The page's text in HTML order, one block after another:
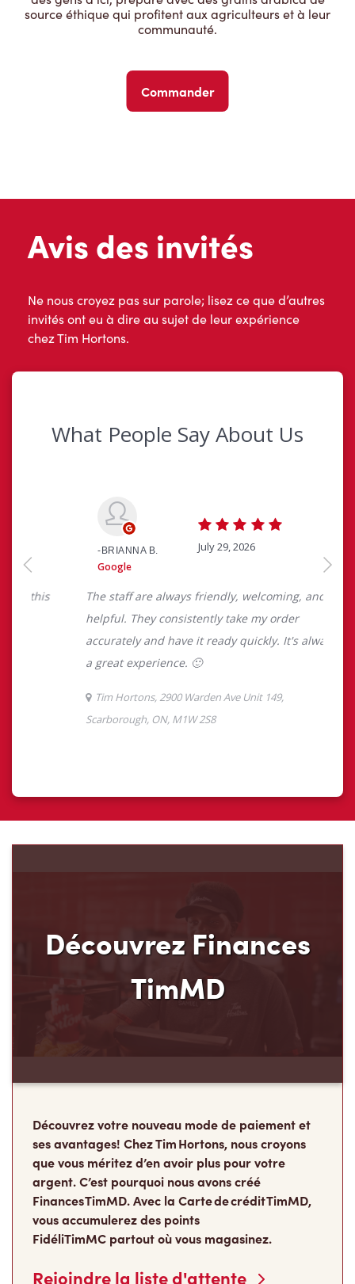
source éthique qui profitent aux agriculteurs et à leur
communauté.
Commander
Avis des invités
Ne nous croyez pas sur parole; lisez ce que d’autres
invités ont eu à dire au sujet de leur expérience
chez Tim Hortons.
Découvrez Finances
TimMD
Découvrez votre nouveau mode de paiement et
ses avantages! Chez Tim Hortons, nous croyons
que vous méritez d’en avoir plus pour votre
argent. C’est pourquoi nous avons créé
Finances TimMD. Avec la Carte de crédit TimMD,
vous accumulerez des points
FidéliTimMC partout où vous magasinez.
Rejoindre la liste d'attente